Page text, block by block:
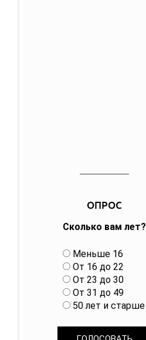
ОПРОС
Сколько вам лет?
В
а
р
и
а
Меньше 16
От 16 до 22
От 23 до 30
От 31 до 49
50 лет и старше